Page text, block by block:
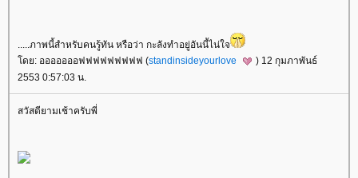
.....ภาพนี้สำหรับคนรู้ทัน หรือว่า กะลังทำอยู่อันนี้ไน่ใจ
ดย: อออออออฟฟฟฟฟฟฟฟฟ (standinsideyourlove
) 12 กุมภาพันธ์
2553 0:57:03 น.
สวัสดียามเช้าครับพี่